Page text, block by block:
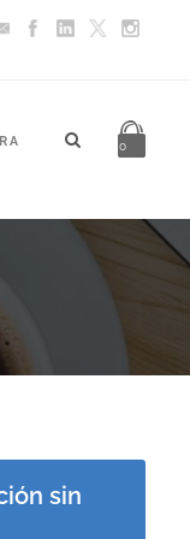
0
sin